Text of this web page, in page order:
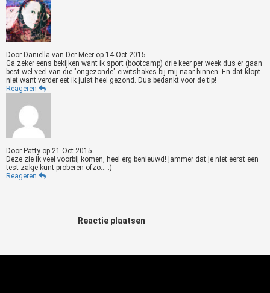
Door Daniëlla van Der Meer op 14 Oct 2015
Ga zeker eens bekijken want ik sport (bootcamp) drie keer per week dus er gaan
best wel veel van die "ongezonde" eiwitshakes bij mij naar binnen. En dat klopt
niet want verder eet ik juist heel gezond. Dus bedankt voor de tip!
Reageren
Door Patty op 21 Oct 2015
Deze zie ik veel voorbij komen, heel erg benieuwd! jammer dat je niet eerst een
test zakje kunt proberen ofzo... :)
Reageren
Reactie plaatsen